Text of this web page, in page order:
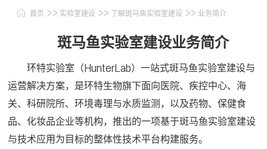
首页 >> 实验室建设 >> 了解斑马鱼实验室建设 >> 业务简介
斑马鱼实验室建设业务简介
环特实验室（HunterLab）一站式斑马鱼实验室建设与
运营解决方案，是环特生物旗下面向医院、疾控中心、海
关、科研院所、环境毒理与水质监测，以及药物、保健食
品、化妆品企业等机构，推出的一项基于斑马鱼实验室建设
与技术应用为目标的整体性技术平台构建服务。